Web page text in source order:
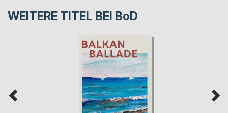
WEITERE TITEL BEI BoD